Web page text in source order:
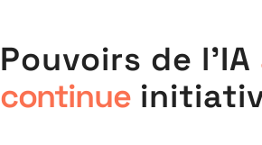
Pouvoirs de l'IA
continue